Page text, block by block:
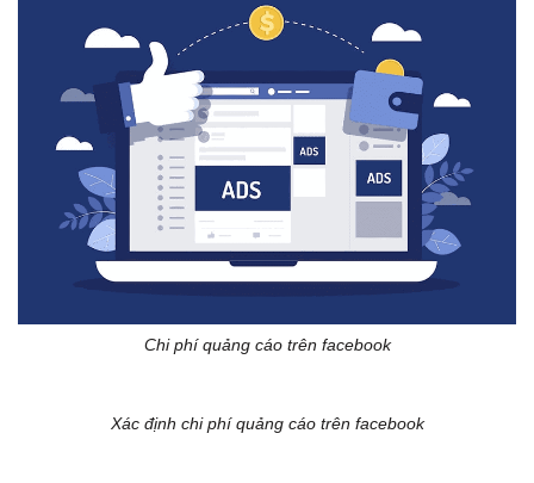
Chi phí quảng cáo trên facebook
Xác định chi phí quảng cáo trên facebook